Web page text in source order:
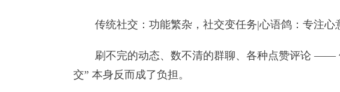
传统社交：功能繁杂，社交变任务|心语鸽：专注心
刷不完的动态、数不清的群聊、各种点赞评论 ——
交” 本身反而成了负担。